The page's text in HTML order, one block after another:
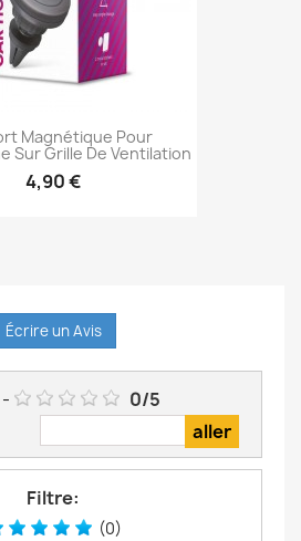
Magnétique Pour
Sur Grille De Ventilation
4,90 €
Écrire un Avis
- 0/5
Filtre:
(0)